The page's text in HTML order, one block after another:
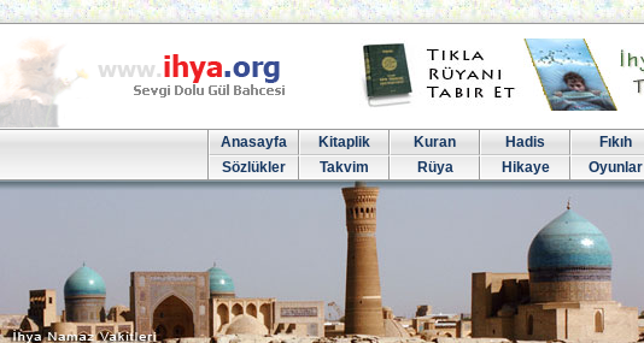
Anasayfa Kitaplik Kuran Hadis Fıkıh
Sözlükler
Takvim Rüya Hikaye Oyunlar